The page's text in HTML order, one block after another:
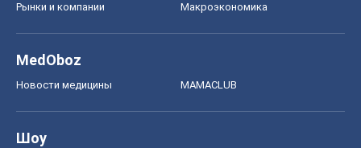
Рынки и компании Mакроэкономика
MedOboz
Новости медицины MAMACLUB
Шоу